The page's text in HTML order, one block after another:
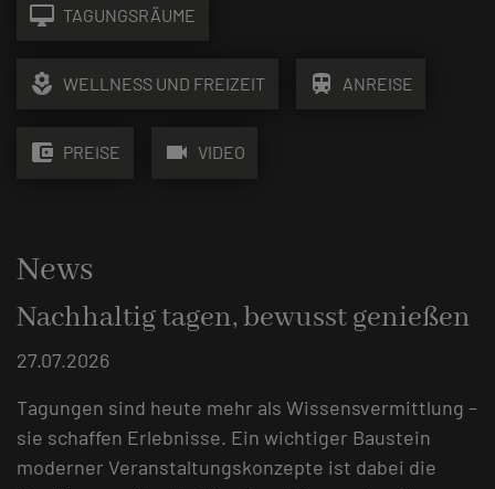
desktop_mac TAGUNGSRÄUME
local_florist WELLNESS UND FREIZEIT train ANREISE
account_balance_wallet PREISE videocam VIDEO
News
Nachhaltig tagen, bewusst genießen
27.07.2026
Tagungen sind heute mehr als Wissensvermittlung –
sie schaffen Erlebnisse. Ein wichtiger Baustein
moderner Veranstaltungskonzepte ist dabei die